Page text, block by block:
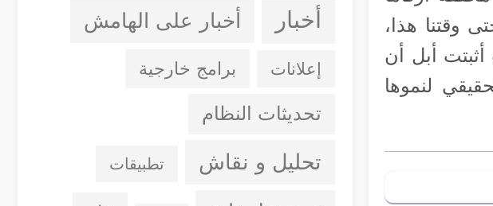
وقتنا هذا،
أثبتت أبل أن
لنموها
أخبار أخبار على الهامش
إعلانات برامج خارجية
تحديثات النظام
تحليل و نقاش تطبيقات